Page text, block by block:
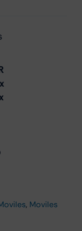
, Moviles